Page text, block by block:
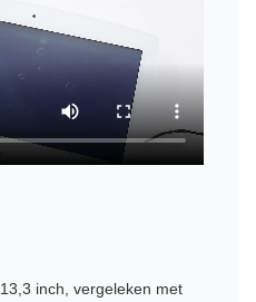
inch, vergeleken met